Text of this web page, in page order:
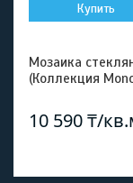
Купить
Мозаика
(Коллекция
10 590 ₸/